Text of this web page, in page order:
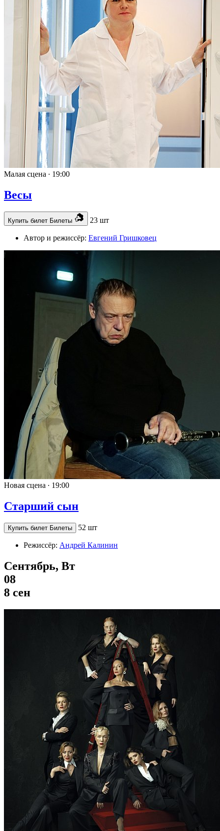
Малая сцена ∙ 19:00
Весы
Купить билет Билеты 23 шт
Автор и режиссёр: Евгений Гришковец
Новая сцена ∙ 19:00
Старший сын
Купить билет Билеты 52 шт
Режиссёр: Андрей Калинин
Сентябрь, Вт
08
8 сен